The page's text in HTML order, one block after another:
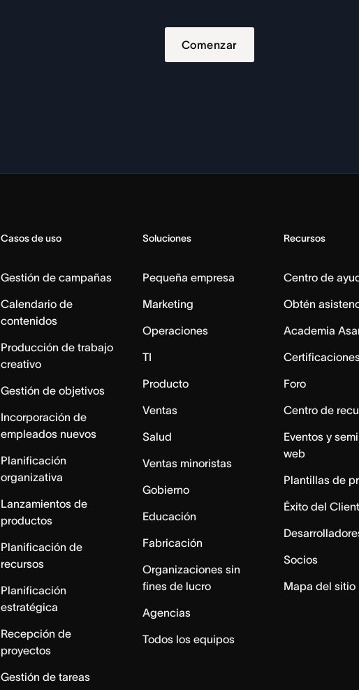
Comenzar
Casos de uso
Gestión de campañas
Calendario de
contenidos
Producción de trabajo
creativo
Gestión de objetivos
Incorporación de
empleados nuevos
Planificación
organizativa
Lanzamientos de
productos
Planificación de
recursos
Planificación
estratégica
Recepción de
proyectos
Gestión de tareas
Soluciones
Pequeña empresa
Marketing
Operaciones
TI
Producto
Ventas
Salud
Ventas minoristas
Gobierno
Educación
Fabricación
Organizaciones sin
fines de lucro
Agencias
Todos los equipos
Recursos
Centro de
Obtén
Academia
Foro
Centro de
Eventos y
web
Plantillas de
Éxito del
Socios
Mapa del sitio